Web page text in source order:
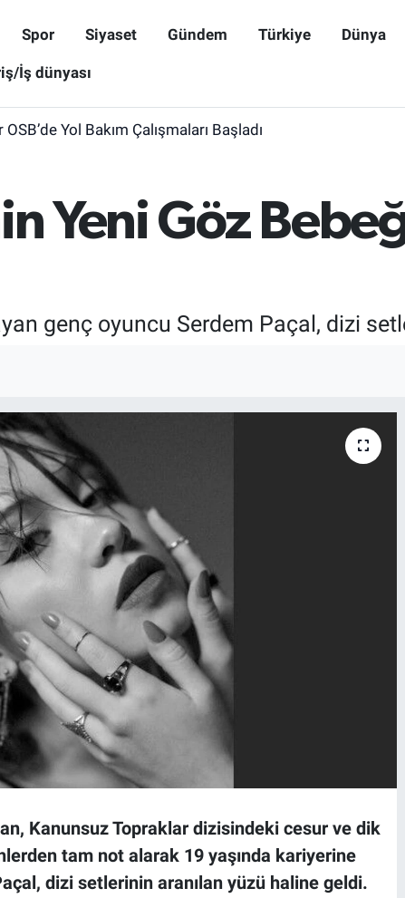
Spor Siyaset Gündem Türkiye Dünya
İş dünyası
Yol Bakım Çalışmaları Başladı
Yeni Göz
genç oyuncu Serdem Paçal, dizi
Kanunsuz Topraklar dizisindeki cesur ve dik
tam not alarak 19 yaşında kariyerine
dizi setlerinin aranılan yüzü haline geldi.